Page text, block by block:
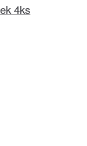
4ks